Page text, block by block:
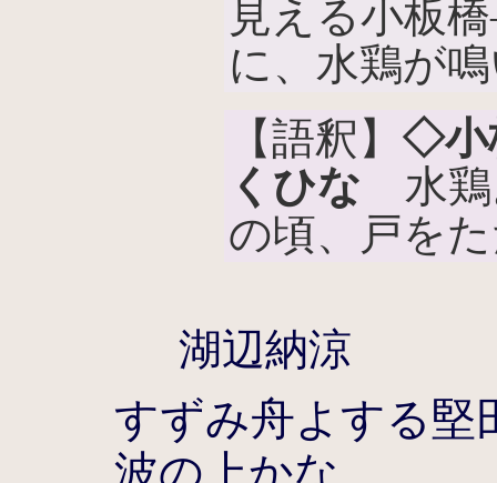
見える小板
に、水鶏が
【語釈】 ◇小
くひな 水鶏
の頃、戸を
湖辺納涼
すずみ舟よする堅
波の上かな